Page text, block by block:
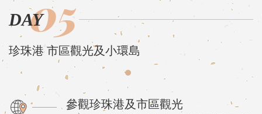
DAY05
珍珠港 市區觀光及小環島
參觀珍珠港及市區觀光